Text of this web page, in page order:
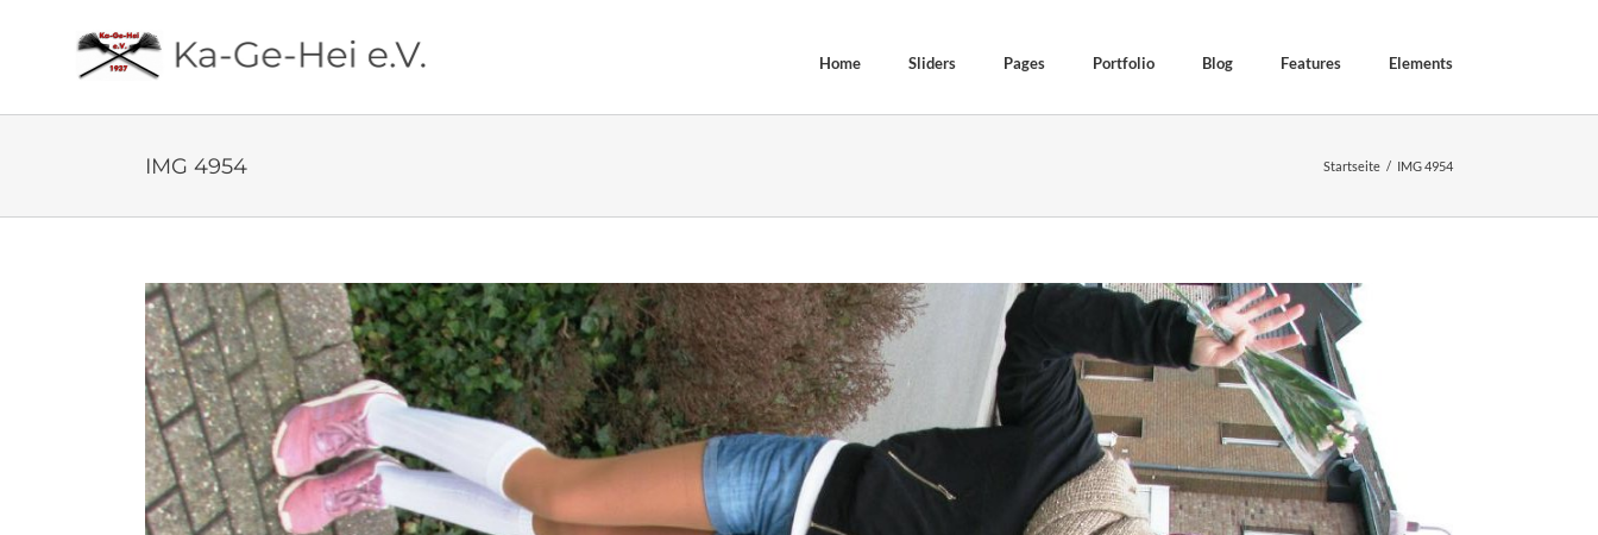
Home Sliders Pages Portfolio Blog Features Elements
IMG 4954 Startseite IMG 4954